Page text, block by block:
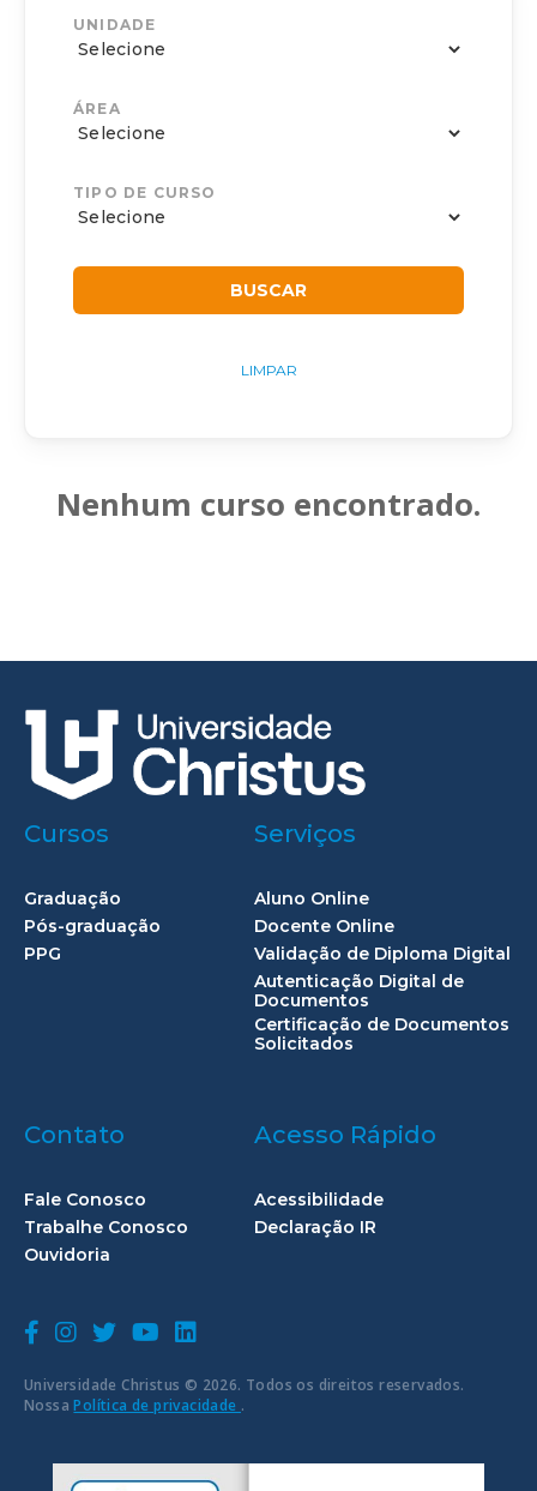
Nenhum curso encontrado.
UNIDADE
ÁREA
TIPO DE CURSO
LIMPAR
Universidade Christus © 2026. Todos os direitos reservados.
NossaPolítica de privacidade .
Cursos
Graduação
Pós-graduação
PPG
Serviços
Aluno Online
Docente Online
Validação de Diploma Digital
Autenticação Digital de
Documentos
Certificação de Documentos
Solicitados
Contato
Fale Conosco
Trabalhe Conosco
Ouvidoria
Acesso Rápido
Acessibilidade
Declaração IR